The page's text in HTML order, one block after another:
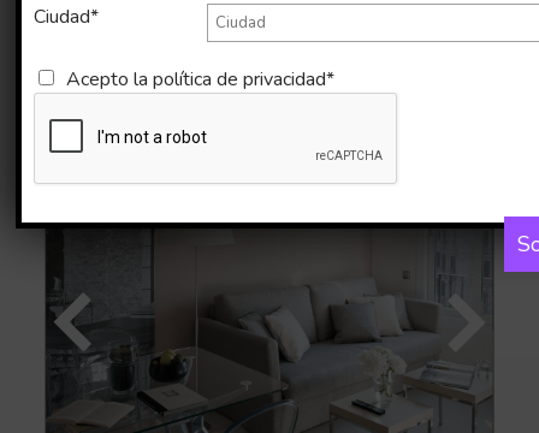
Imágenes Mapa
Ciudad*
Acepto lapolítica de privacidad*